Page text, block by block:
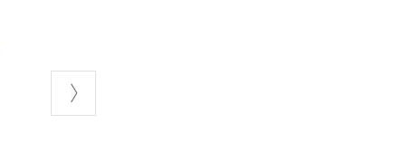
poco conto.
bigliettino un
e sedotta
della